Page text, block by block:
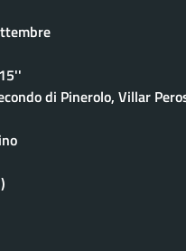
di Pinerolo, Villar